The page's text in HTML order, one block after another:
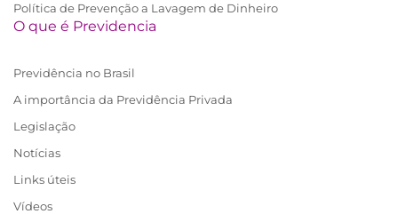
Política de Prevenção a Lavagem de Dinheiro
O que é Previdencia
Previdência no Brasil
A importância da Previdência Privada
Legislação
Notícias
Links úteis
Vídeos